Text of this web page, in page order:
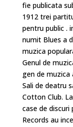
fie publicata
1912 trei
pentru public .
numit Blues a
muzica
Genul de
gen de muzica
Sali de deatru
Cotton Club.
case de discuri
Records au